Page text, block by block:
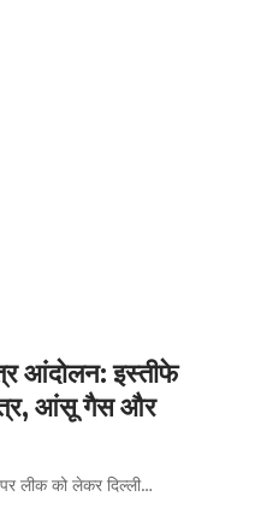
आंदोलन: इस्तीफे
आंसू गैस और
लीक को लेकर दिल्ली…